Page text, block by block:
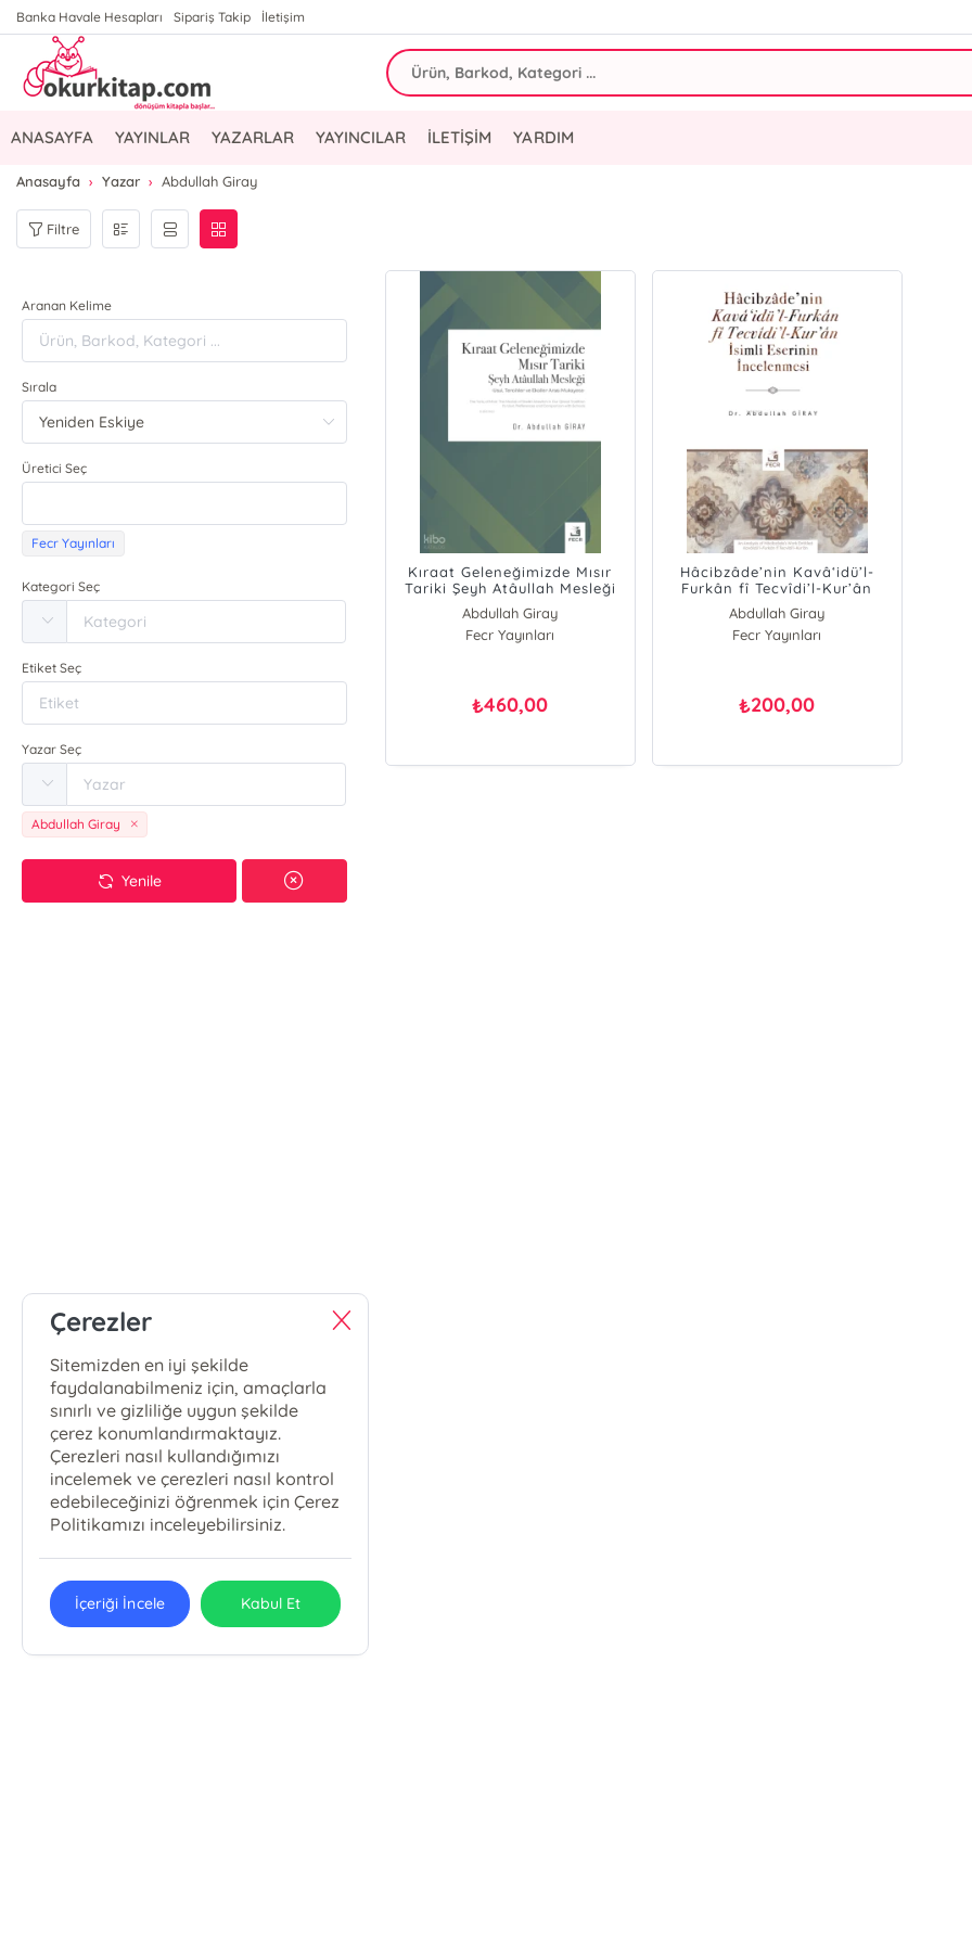
Banka Havale Hesapları Sipariş Takip İletişim
ANASAYFA YAYINLAR YAZARLAR YAYINCILAR İLETİŞİM YARDIM
Anasayfa Yazar Abdullah Giray
Filtre
Aranan Kelime
Sırala
Üretici Seç
Fecr Yayınları
Kategori Seç
Etiket Seç
Yazar Seç
Abdullah Giray
Yenile
Kıraat Geleneğimizde Mısır
Tariki Şeyh Atâullah Mesleği
Abdullah Giray
Fecr Yayınları
₺460,00
Hâcibzâde’nin Kavâ‘idü’l-
Furkân fî Tecvîdi’l-Kur’ân
İsimli Eserinin İncelenmesi
Abdullah Giray
Fecr Yayınları
₺200,00
Çerezler
Sitemizden en iyi şekilde
faydalanabilmeniz için, amaçlarla
sınırlı ve gizliliğe uygun şekilde
çerez konumlandırmaktayız.
Çerezleri nasıl kullandığımızı
incelemek ve çerezleri nasıl kontrol
edebileceğinizi öğrenmek için Çerez
Politikamızı inceleyebilirsiniz.
İçeriği İncele Kabul Et